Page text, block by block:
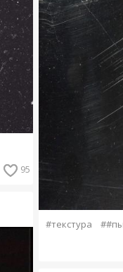
95
#текстура